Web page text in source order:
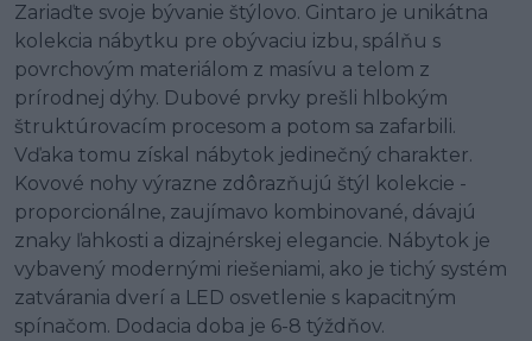
Zariaďte svoje bývanie štýlovo. Gintaro je unikátna
kolekcia nábytku pre obývaciu izbu, spálňu s
povrchovým materiálom z masívu a telom z
prírodnej dýhy. Dubové prvky prešli hlbokým
štruktúrovacím procesom a potom sa zafarbili.
Vďaka tomu získal nábytok jedinečný charakter.
Kovové nohy výrazne zdôrazňujú štýl kolekcie -
proporcionálne, zaujímavo kombinované, dávajú
znaky ľahkosti a dizajnérskej elegancie. Nábytok je
vybavený modernými riešeniami, ako je tichý systém
zatvárania dverí a LED osvetlenie s kapacitným
spínačom. Dodacia doba je 6-8 týždňov.